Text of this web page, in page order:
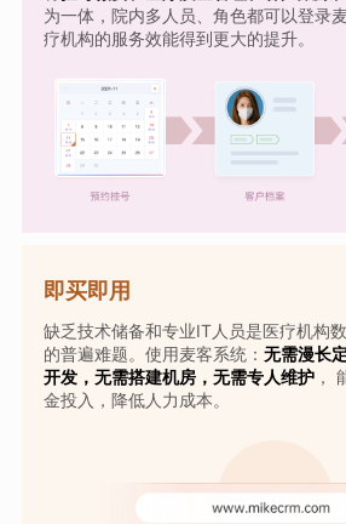
为一体，院内多人员、角色都可以登录
疗机构的服务效能得到更大的提升。
即买即用
缺乏技术储备和专业IT人员是医疗机构
的普遍难题。使用麦客系统： 无需漫长
开发，无需搭建机房，无需专人维护，
金投入，降低人力成本。